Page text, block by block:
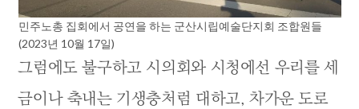
민주노총 집회에서 공연을 하는 군산시립예술단지회 조합원들
(2023년 10월 17일)
그럼에도 불구하고 시의회와 시청에선 우리를 세
금이나 축내는 기생충처럼 대하고, 차가운 도로